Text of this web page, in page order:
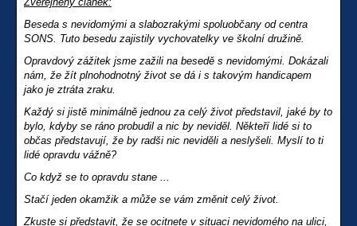
Beseda s nevidomými a slabozrakými spoluobčany od centra
SONS. Tuto besedu zajistily vychovatelky ve školní družině.
Opravdový zážitek jsme zažili na besedě s nevidomými. Dokázali
nám, že žít plnohodnotný život se dá i s takovým handicapem
jako je ztráta zraku.
Každý si jistě minimálně jednou za celý život představil, jaké by to
bylo, kdyby se ráno probudil a nic by neviděl. Někteří lidé si to
občas představují, že by radši nic neviděli a neslyšeli. Myslí to ti
lidé opravdu vážně?
Co když se to opravdu stane ...
Stačí jeden okamžik a může se vám změnit celý život.
Zkuste si představit, že se ocitnete v situaci nevidomého na ulici,